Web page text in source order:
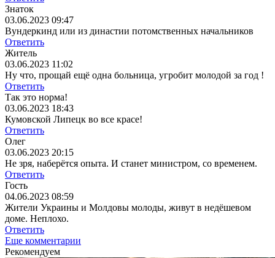
Знаток
03.06.2023 09:47
Вундеркинд или из династии потомственных начальников
Ответить
Житель
03.06.2023 11:02
Ну что, прощай ещё одна больница, угробит молодой за год !
Ответить
Так это норма!
03.06.2023 18:43
Кумовской Липецк во все красе!
Ответить
Олег
03.06.2023 20:15
Не зря, наберётся опыта. И станет министром, со временем.
Ответить
Гость
04.06.2023 08:59
Жители Украины и Молдовы молоды, живут в недёшевом
доме. Неплохо.
Ответить
Еще комментарии
Рекомендуем